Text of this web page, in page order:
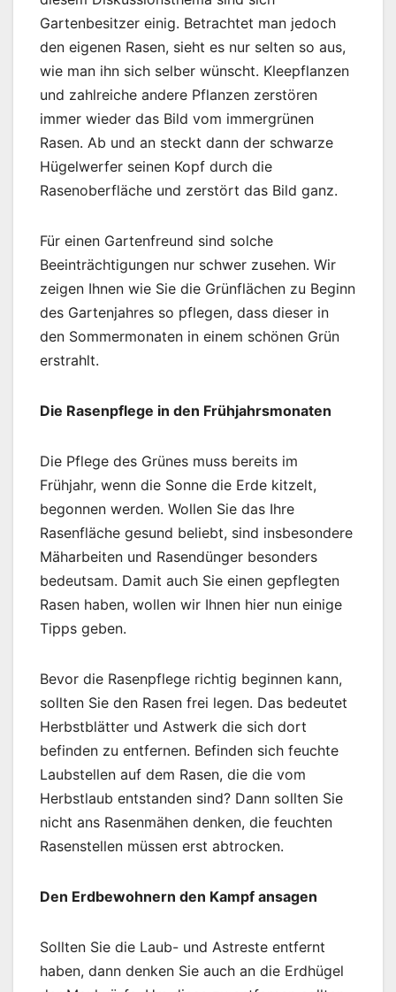
Gartenbesitzer einig. Betrachtet man jedoch
den eigenen Rasen, sieht es nur selten so aus,
wie man ihn sich selber wünscht. Kleepflanzen
und zahlreiche andere Pflanzen zerstören
immer wieder das Bild vom immergrünen
Rasen. Ab und an steckt dann der schwarze
Hügelwerfer seinen Kopf durch die
Rasenoberfläche und zerstört das Bild ganz.
Für einen Gartenfreund sind solche
Beeinträchtigungen nur schwer zusehen. Wir
zeigen Ihnen wie Sie die Grünflächen zu Beginn
des Gartenjahres so pflegen, dass dieser in
den Sommermonaten in einem schönen Grün
erstrahlt.
Die Rasenpflege in den Frühjahrsmonaten
Die Pflege des Grünes muss bereits im
Frühjahr, wenn die Sonne die Erde kitzelt,
begonnen werden. Wollen Sie das Ihre
Rasenfläche gesund beliebt, sind insbesondere
Mäharbeiten und Rasendünger besonders
bedeutsam. Damit auch Sie einen gepflegten
Rasen haben, wollen wir Ihnen hier nun einige
Tipps geben.
Bevor die Rasenpflege richtig beginnen kann,
sollten Sie den Rasen frei legen. Das bedeutet
Herbstblätter und Astwerk die sich dort
befinden zu entfernen. Befinden sich feuchte
Laubstellen auf dem Rasen, die die vom
Herbstlaub entstanden sind? Dann sollten Sie
nicht ans Rasenmähen denken, die feuchten
Rasenstellen müssen erst abtrocken.
Den Erdbewohnern den Kampf ansagen
Sollten Sie die Laub- und Astreste entfernt
haben, dann denken Sie auch an die Erdhügel